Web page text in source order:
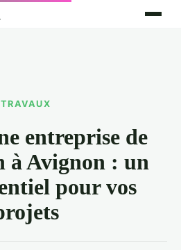
TRAVAUX
entreprise de
à Avignon : un
pour vos